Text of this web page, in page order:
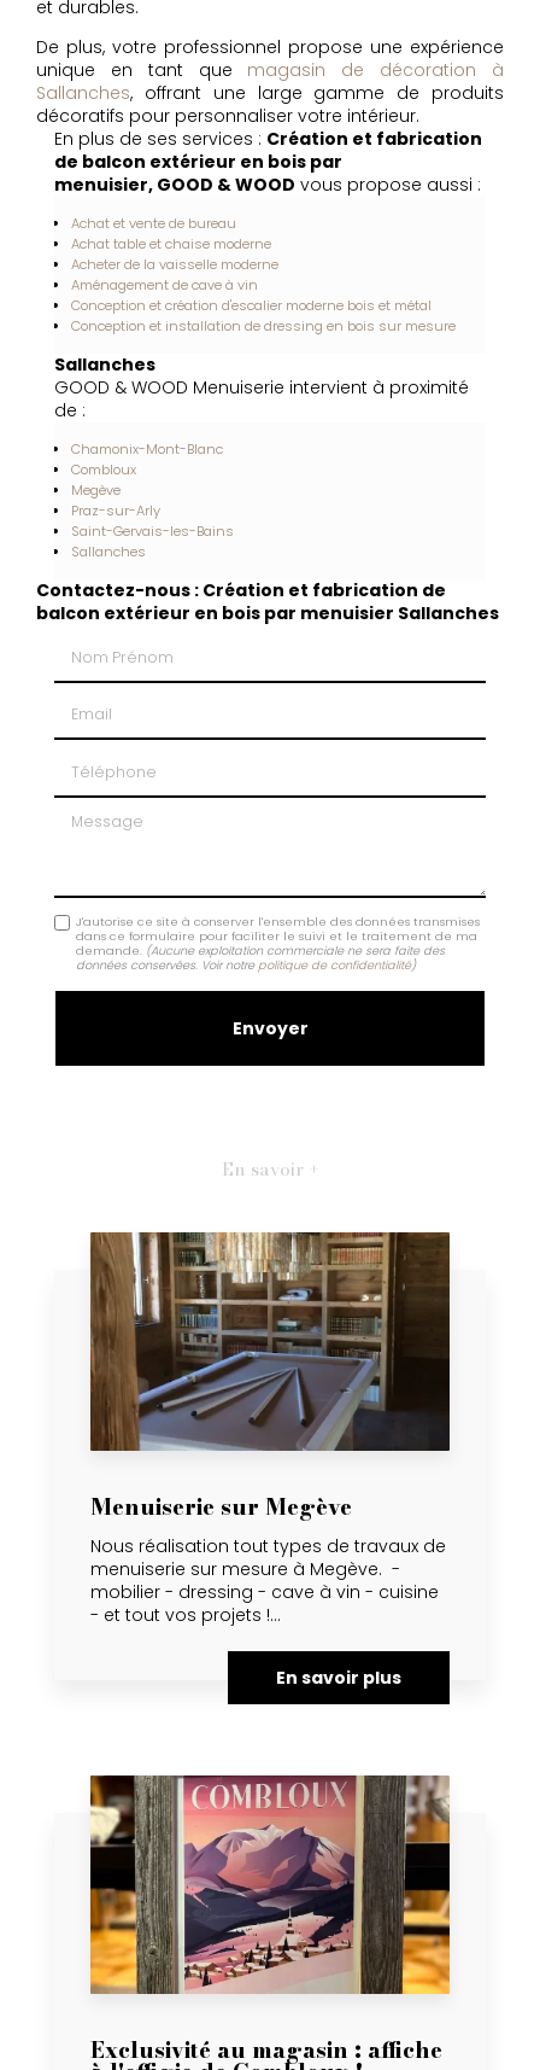
et durables.
De plus, votre professionnel propose une expérience
unique en tant que magasin de décoration à
Sallanches, offrant une large gamme de produits
décoratifs pour personnaliser votre intérieur.
En plus de ses services : Création et fabrication
de balcon extérieur en bois par
menuisier, GOOD & WOOD vous propose aussi :
Achat et vente de bureau
Achat table et chaise moderne
Acheter de la vaisselle moderne
Aménagement de cave à vin
Conception et création d'escalier moderne bois et métal
Conception et installation de dressing en bois sur mesure
Sallanches
GOOD & WOOD Menuiserie intervient à proximité
de :
Chamonix-Mont-Blanc
Combloux
Megève
Praz-sur-Arly
Saint-Gervais-les-Bains
Sallanches
Contactez-nous : Création et fabrication de
balcon extérieur en bois par menuisier Sallanches
Message
J'autorise ce site à conserver l'ensemble des données transmises
dans ce formulaire pour faciliter le suivi et le traitement de ma
demande. (Aucune exploitation commerciale ne sera faite des
données conservées. Voir notre politique de confidentialité)
En savoir +
Menuiserie sur Megève
Nous réalisation tout types de travaux de
menuiserie sur mesure à Megève. -
mobilier - dressing - cave à vin - cuisine
- et tout vos projets !...
En savoir plus
Exclusivité au magasin : affiche